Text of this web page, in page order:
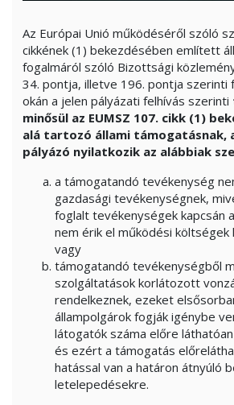
Az Európai Unió működéséről szóló
cikkének (1) bekezdésében említett
fogalmáról szóló Bizottsági
34. pontja, illetve 196. pontja
okán a jelen pályázati felhívás szerinti
minősül az EUMSZ 107. cikk (1)
alá tartozó állami támogatásnak,
pályázó nyilatkozik az alábbiak
a támogatandó tevékenység
gazdasági tevékenységnek,
foglalt tevékenységek kapcsán
nem érik el működési költségek
vagy
támogatandó tevékenységből
szolgáltatások korlátozott
rendelkeznek, ezeket
állampolgárok fogják igénybe
látogatók száma előre
és ezért a támogatás
hatással van a határon átnyúló
letelepedésekre.